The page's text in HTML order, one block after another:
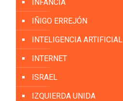
INFANCIA
IÑIGO ERREJÓN
INTELIGENCIA ARTIFICIAL
INTERNET
ISRAEL
IZQUIERDA UNIDA